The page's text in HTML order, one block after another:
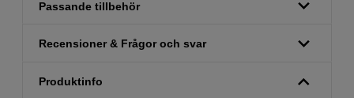
Passande tillbehör
Recensioner & Frågor och svar
Produktinfo